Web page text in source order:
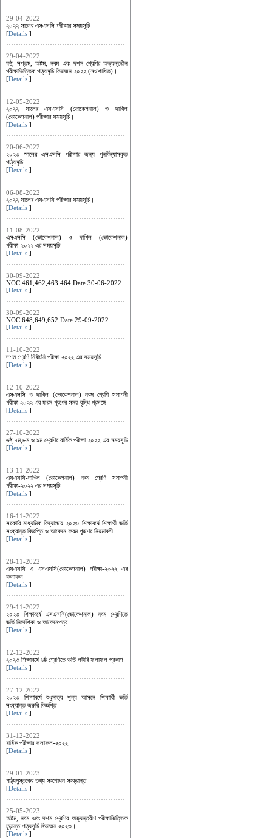
29-04-2022
২০২২ সালের এসএসসি পরীক্ষার সময়সূচি
[Details ]
29-04-2022
ষষ্ঠ, সপ্তম, অষ্টম, নবম এবং দশম শ্রেণির অভ্যন্তরীন
পরীক্ষাভিত্তিক পাঠ্যসূচি বিভাজন ২০২২ (সংশোধিত)।
[Details ]
12-05-2022
২০২২ সালের এসএসসি (ভোকেশনাল) ও দাখিল
(ভোকেশনাল) পরীক্ষার সময়সূচি।
[Details ]
20-06-2022
২০২৩ সালের এসএসসি পরীক্ষার জন্য পুনর্বিন্যাসকৃত
পাঠ্যসূচি
[Details ]
06-08-2022
২০২২ সালের এসএসসি পরীক্ষার সময়সূচি।
[Details ]
11-08-2022
এসএসসি (ভোকেশনাল) ও দাখিল (ভোকেশনাল)
পরীক্ষা-২০২২ এর সময়সূচি।
[Details ]
30-09-2022
NOC 461,462,463,464,Date 30-06-2022
[Details ]
30-09-2022
NOC 648,649,652,Date 29-09-2022
[Details ]
11-10-2022
দশম শ্রেণি নির্বাচনি পরীক্ষা ২০২২ এর সময়সূচি
[Details ]
12-10-2022
এসএসসি ও দাখিল (ভোকেশনাল) নবম শ্রেণি সমাপনী
পরীক্ষা ২০২২ এর ফরম পূরণের সময় বৃদ্ধি প্রসঙ্গে
[Details ]
27-10-2022
৬ষ্ঠ,৭ম,৮ম ও ৯ম শ্রেণির বার্ষিক পরীক্ষা ২০২২-এর সময়সূচি
[Details ]
13-11-2022
এসএসসি-দাখিল (ভোকেশনাল) নবম শ্রেণি সমাপনী
পরীক্ষা-২০২২ এর সময়সূচি
[Details ]
16-11-2022
সরকারি মাধ্যমিক বিদ্যালয়ে-২০২৩ শিক্ষাবর্ষে শিক্ষার্থী ভর্তি
সংক্রান্ত বিজ্ঞপ্তি ও আবেদন ফরম পূরণের নিয়মাবলী
[Details ]
28-11-2022
এসএসসি ও এসএসসি(ভোকেশনাল) পরীক্ষা-২০২২ এর
ফলাফল।
[Details ]
29-11-2022
২০২৩ শিক্ষাবর্ষে এসএসসি(ভোকেশনাল) নবম শ্রেণিতে
ভর্তি নির্দেশিকা ও আবেদনপত্র
[Details ]
12-12-2022
২০২৩ শিক্ষাবর্ষে ৬ষ্ঠ শ্রেণিতে ভর্তি লটারি ফলাফল প্রকাশ।
[Details ]
27-12-2022
২০২৩ শিক্ষাবর্ষে শুধুমাত্র শূন্য আসনে শিক্ষার্থী ভর্তি
সংক্রান্ত জরুরি বিজ্ঞপ্তি।
[Details ]
31-12-2022
বার্ষিক পরীক্ষার ফলাফল-২০২২
[Details ]
29-01-2023
পাঠ্যপুস্তকের তথ্য সংশোধন সংক্রান্ত
[Details ]
25-05-2023
অষ্টম, নবম এবং দশম শ্রেণির অভ্যন্তরীণ পরীক্ষাভিত্তিক
চূড়ান্ত পাঠ্যসূচি বিভাজন ২০২৩।
[Details ]